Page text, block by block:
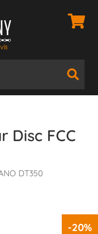
Disc FCC
DT350
-20%